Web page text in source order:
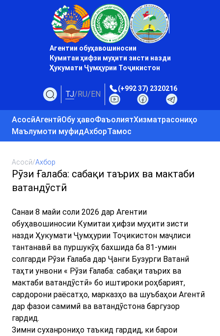
Агентии обуҳавошиносии
Кумитаи ҳифзи муҳити зисти назди
Ҳукумати Ҷумҳурии Тоҷикистон
TJ/RU/EN
(+992 37) 2320216
АсосӣАгентӣОбу ҳавоФаъолиятХизматрасониҳо
Маълумоти муфидАхборТамос
Асосӣ/Ахбор
Рӯзи Ғалаба: сабақи таърих ва мактаби
ватандӯстӣ
Санаи 8 майи соли 2026 дар Агентии
обуҳавошиносии Кумитаи ҳифзи муҳити зисти
назди Ҳукумати Ҷумҳурии Тоҷикистон маҷлиси
тантанавӣ ва пуршукӯҳ бахшида ба 81-умин
солгарди Рӯзи Ғалаба дар Ҷанги Бузурги Ватанӣ
таҳти унвони « Рӯзи Ғалаба: сабақи таърих ва
мактаби ватандӯстӣ» бо иштироки роҳбарият,
сардорони раёсатҳо, марказҳо ва шуъбаҳои Агентӣ
дар фазои самимӣ ва ватандӯстона баргузор
гардид.
Зимни суханрониҳо таъкид гардид, ки барои